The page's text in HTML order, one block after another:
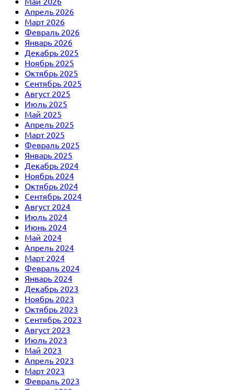
Апрель 2026
Март 2026
Февраль 2026
Январь 2026
Декабрь 2025
Ноябрь 2025
Октябрь 2025
Сентябрь 2025
Август 2025
Июль 2025
Май 2025
Апрель 2025
Март 2025
Февраль 2025
Январь 2025
Декабрь 2024
Ноябрь 2024
Октябрь 2024
Сентябрь 2024
Август 2024
Июль 2024
Июнь 2024
Май 2024
Апрель 2024
Март 2024
Февраль 2024
Январь 2024
Декабрь 2023
Ноябрь 2023
Октябрь 2023
Сентябрь 2023
Август 2023
Июль 2023
Май 2023
Апрель 2023
Март 2023
Февраль 2023